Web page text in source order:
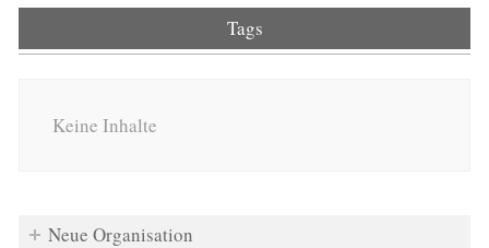
Tags
Keine Inhalte
Neue Organisation